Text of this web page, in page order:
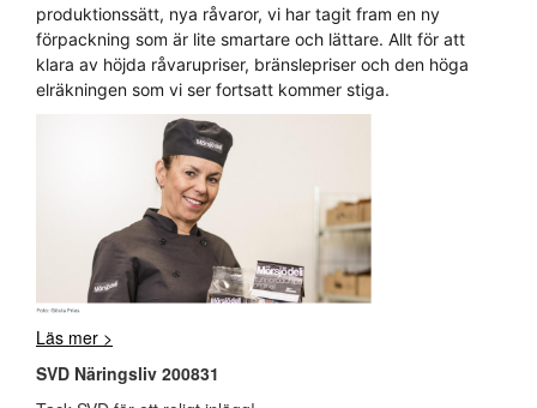
produktionssätt, nya råvaror, vi har tagit fram en ny
förpackning som är lite smartare och lättare. Allt för att
klara av höjda råvarupriser, bränslepriser och den höga
elräkningen som vi ser fortsatt kommer stiga.
Läs mer >
SVD Näringsliv 200831